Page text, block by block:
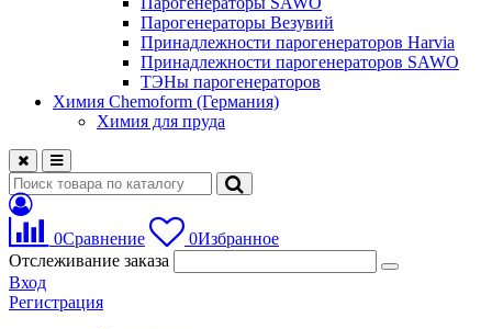
Парогенераторы Везувий
Принадлежности парогенераторов Harvia
Принадлежности парогенераторов SAWO
ТЭНы парогенераторов
Химия Chemoform (Германия)
Химия для пруда
0Сравнение 0Избранное
Отслеживание заказа
Вход
Регистрация